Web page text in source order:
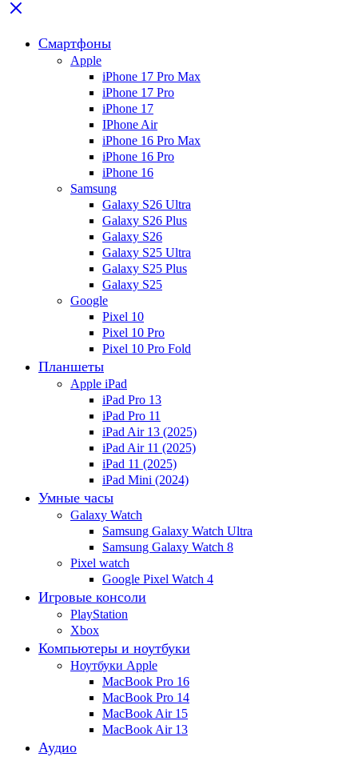
Смартфоны
Apple
iPhone 17 Pro Max
iPhone 17 Pro
iPhone 17
IPhone Air
iPhone 16 Pro Max
iPhone 16 Pro
iPhone 16
Samsung
Galaxy S26 Ultra
Galaxy S26 Plus
Galaxy S26
Galaxy S25 Ultra
Galaxy S25 Plus
Galaxy S25
Google
Pixel 10
Pixel 10 Pro
Pixel 10 Pro Fold
Планшеты
Apple iPad
iPad Pro 13
iPad Pro 11
iPad Air 13 (2025)
iPad Air 11 (2025)
iPad 11 (2025)
iPad Mini (2024)
Умные часы
Galaxy Watch
Samsung Galaxy Watch Ultra
Samsung Galaxy Watch 8
Pixel watch
Google Pixel Watch 4
Игровые консоли
PlayStation
Xbox
Компьютеры и ноутбуки
Ноутбуки Apple
MacBook Pro 16
MacBook Pro 14
MacBook Air 15
MacBook Air 13
Аудио